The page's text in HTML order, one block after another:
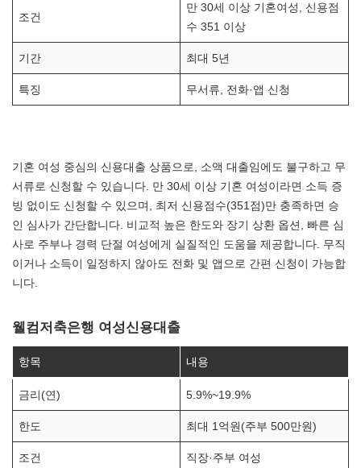
조건
만 30세 이상 기혼여성, 신용점
수 351 이상
기간 최대 5년
특징 무서류, 전화·앱 신청
기혼 여성 중심의 신용대출 상품으로, 소액 대출임에도 불구하고 무
서류로 신청할 수 있습니다. 만 30세 이상 기혼 여성이라면 소득 증
빙 없이도 신청할 수 있으며, 최저 신용점수(351점)만 충족하면 승
인 심사가 간단합니다. 비교적 높은 한도와 장기 상환 옵션, 빠른 심
사로 주부나 경력 단절 여성에게 실질적인 도움을 제공합니다. 무직
이거나 소득이 일정하지 않아도 전화 및 앱으로 간편 신청이 가능합
니다.
웰컴저축은행 여성신용대출
항목 내용
금리(연) 5.9%~19.9%
한도 최대 1억원(주부 500만원)
조건 직장·주부 여성